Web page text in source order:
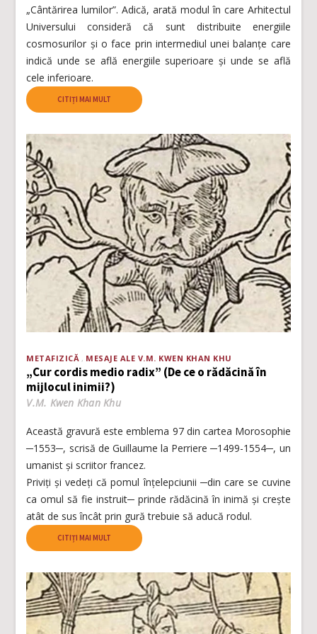
„Cântărirea lumilor”. Adică, arată modul în care Arhitectul
Universului consideră că sunt distribuite energiile
cosmosurilor și o face prin intermediul unei balanțe care
indică unde se află energiile superioare și unde se află
cele inferioare.
CITIȚI MAI MULT
METAFIZICĂ MESAJE ALE V.M. KWEN KHAN KHU
„Cur cordis medio radix” (De ce o rădăcină în
mijlocul inimii?)
V.M. Kwen Khan Khu
Această gravură este emblema 97 din cartea Morosophie
─1553─, scrisă de Guillaume la Perriere ─1499-1554─, un
umanist și scriitor francez.
Priviți și vedeți că pomul înțelepciunii ─din care se cuvine
ca omul să fie instruit─ prinde rădăcină în inimă și crește
atât de sus încât prin gură trebuie să aducă rodul.
CITIȚI MAI MULT